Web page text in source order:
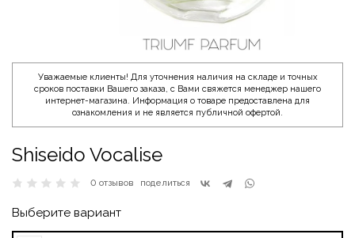
Уважаемые клиенты! Для уточнения наличия на складе и точных
сроков поставки Вашего заказа, с Вами свяжется менеджер нашего
интернет-магазина. Информация о товаре предоставлена для
ознакомления и не является публичной офертой.
Shiseido Vocalise
0 отзывов поделиться
Выберите вариант